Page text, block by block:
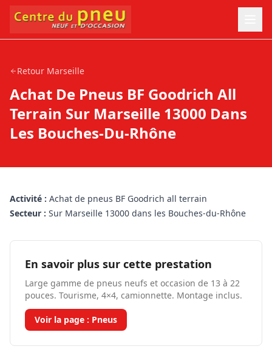
Retour Marseille
Achat De Pneus BF Goodrich All
Terrain Sur Marseille 13000 Dans
Les Bouches-Du-Rhône
Activité : Achat de pneus BF Goodrich all terrain
Secteur : Sur Marseille 13000 dans les Bouches-du-Rhône
En savoir plus sur cette prestation
Large gamme de pneus neufs et occasion de 13 à 22
pouces. Tourisme, 4×4, camionnette. Montage inclus.
Voir la page : Pneus